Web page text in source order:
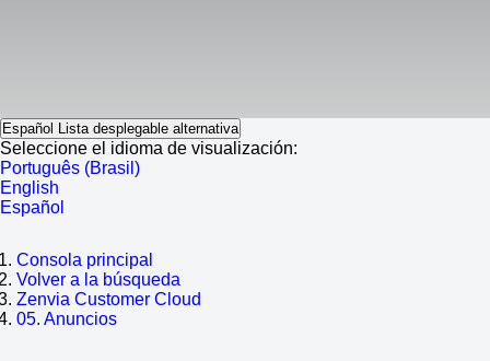
Español Lista desplegable alternativa
Seleccione el idioma de visualización:
Português (Brasil)
English
Español
Consola principal
Volver a la búsqueda
Zenvia Customer Cloud
05. Anuncios